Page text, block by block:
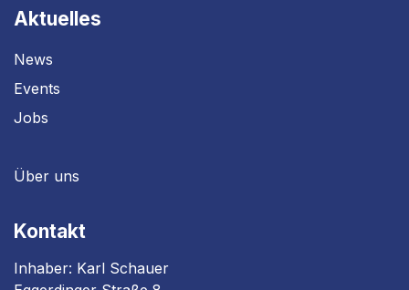
Aktuelles
News
Events
Jobs
Über uns
Kontakt
Inhaber: Karl Schauer